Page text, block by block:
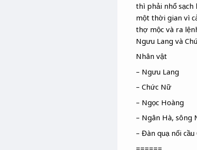
thì phải nhổ sạch
một thời gian vì
thợ mộc và ra
Ngưu Lang và
Nhân vật
– Ngưu Lang
– Chức Nữ
– Ngọc Hoàng
– Ngân Hà, sông
– Đàn quạ nối